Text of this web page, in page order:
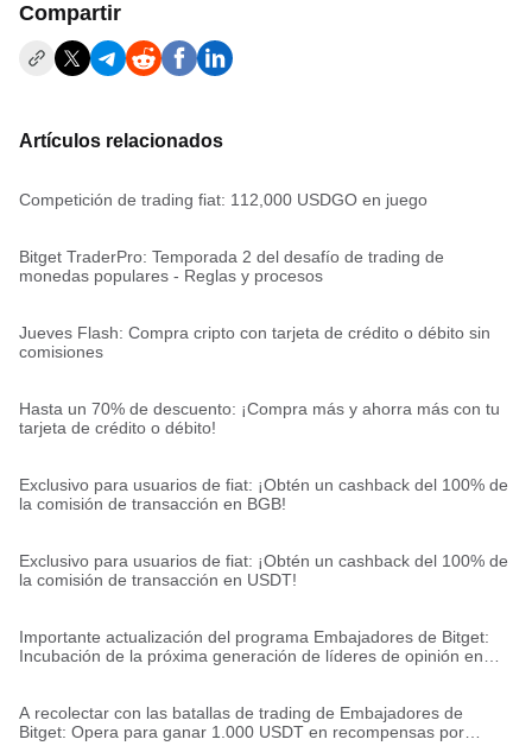
Compartir
Artículos relacionados
Competición de trading fiat: 112,000 USDGO en juego
Bitget TraderPro: Temporada 2 del desafío de trading de
monedas populares - Reglas y procesos
Jueves Flash: Compra cripto con tarjeta de crédito o débito sin
comisiones
Hasta un 70% de descuento: ¡Compra más y ahorra más con tu
tarjeta de crédito o débito!
Exclusivo para usuarios de fiat: ¡Obtén un cashback del 100% de
la comisión de transacción en BGB!
Exclusivo para usuarios de fiat: ¡Obtén un cashback del 100% de
la comisión de transacción en USDT!
Importante actualización del programa Embajadores de Bitget:
Incubación de la próxima generación de líderes de opinión en
A recolectar con las batallas de trading de Embajadores de
Bitget: Opera para ganar 1.000 USDT en recompensas por